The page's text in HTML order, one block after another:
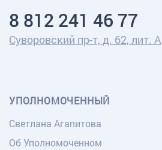
8 812 241 46 77
Суворовский пр-т, д. 62, лит. А
УПОЛНОМОЧЕННЫЙ
Светлана Агапитова
Об Уполномоченном